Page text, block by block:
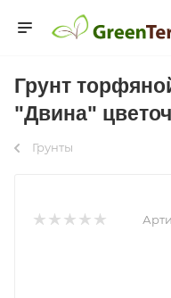
Грунт
"Двина"
Грунты